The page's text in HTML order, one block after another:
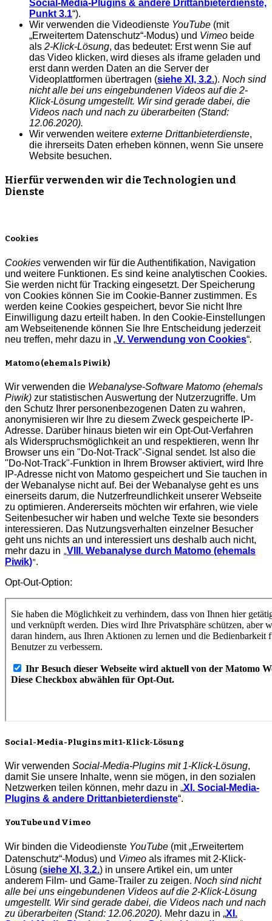
Social-Media-Plugins & andere Drittanbieterdienste,
Punkt 3.1“).
Wir verwenden die Videodienste YouTube (mit
„Erweitertem Datenschutz“-Modus) und Vimeo beide
als 2-Klick-Lösung, das bedeutet: Erst wenn Sie auf
das Video klicken, wird dieses als iframe geladen und
erst dann werden Daten an die Server der
Videoplattformen übertragen (siehe XI, 3.2.). Noch sind
nicht alle bei uns eingebundenen Videos auf die 2-
Klick-Lösung umgestellt. Wir sind gerade dabei, die
Videos nach und nach zu überarbeiten (Stand:
12.06.2020).
Wir verwenden weitere externe Drittanbieterdienste,
die ihrerseits Daten erheben können, wenn Sie unsere
Website besuchen.
Hierfür verwenden wir die Technologien und
Dienste
Cookies
Cookies verwenden wir für die Authentifikation, Navigation
und weitere Funktionen. Es sind keine analytischen Cookies.
Sie werden nicht für Tracking eingesetzt. Der Speicherung
von Cookies können Sie im Cookie-Banner zustimmen. Es
werden keine Cookies gespeichert, bevor Sie nicht Ihre
Einwilligung dazu erteilt haben. In den Cookie-Einstellungen
am Webseitenende können Sie Ihre Entscheidung jederzeit
neu treffen, mehr dazu in „V. Verwendung von Cookies“.
Matomo (ehemals Piwik)
Wir verwenden die Webanalyse-Software Matomo (ehemals
Piwik) zur statistischen Auswertung der Nutzerzugriffe. Um
den Schutz Ihrer personenbezogenen Daten zu wahren,
anonymisieren wir Ihre zu diesem Zweck gespeicherte IP-
Adresse. Darüber hinaus bieten wir ein Opt-Out-Verfahren
als Widerspruchsmöglichkeit an und respektieren, wenn Ihr
Browser uns ein "Do-Not-Track"-Signal sendet. Ist also die
"Do-Not-Track"-Funktion in Ihrem Browser aktiviert, wird Ihre
IP-Adresse nicht von Matomo gespeichert und Sie tauchen in
der Webanalyse nicht auf. Bei der Webanalyse geht es uns
einerseits darum, die Nutzerfreundlichkeit unserer Webseite
zu optimieren. Andererseits möchten wir erfahren, wie viele
Seitenbesucher wir haben und welche Texte sie besonders
interessieren. Das Nutzungsverhalten einzelner Besucher
geht uns nichts an und interessiert uns deshalb auch nicht,
mehr dazu in „VIII. Webanalyse durch Matomo (ehemals
Piwik)“.
Opt-Out-Option:
Social-Media-Plugins mit 1-Klick-Lösung
Wir verwenden Social-Media-Plugins mit 1-Klick-Lösung,
damit Sie unsere Inhalte, wenn sie mögen, in den sozialen
Netzwerken teilen können, mehr dazu in „XI. Social-Media-
Plugins & andere Drittanbieterdienste“.
YouTube und Vimeo
Wir binden die Videodienste YouTube (mit „Erweitertem
Datenschutz“-Modus) und Vimeo als iframes mit 2-Klick-
Lösung (siehe XI, 3.2.) in unsere Artikel ein, um unter
anderem Film- und Game-Trailer zu zeigen. Noch sind nicht
alle bei uns eingebundenen Videos auf die 2-Klick-Lösung
umgestellt. Wir sind gerade dabei, die Videos nach und nach
zu überarbeiten (Stand: 12.06.2020). Mehr dazu in „XI.